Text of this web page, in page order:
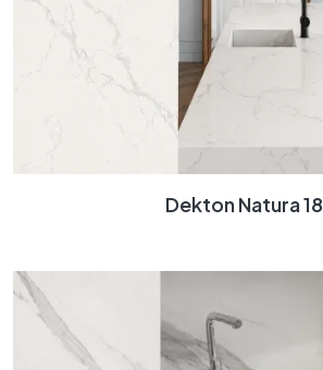
Dekton Natura 18